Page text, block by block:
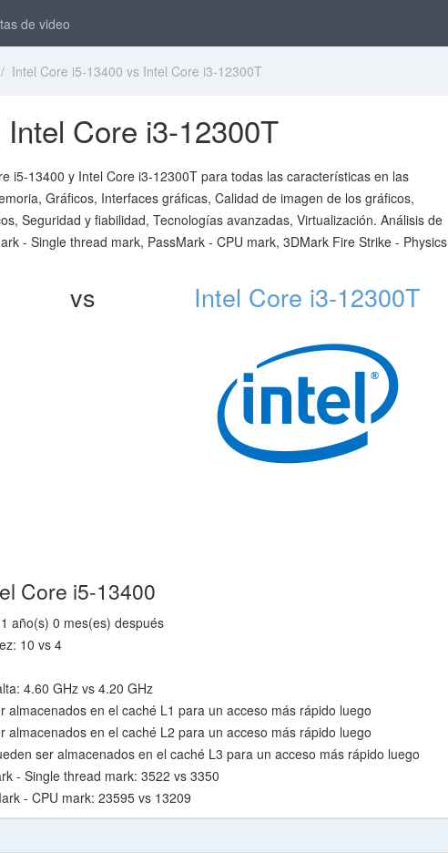
de video
/ Intel Core i5-13400 vs Intel Core i3-12300T
Core i3-12300T
i5-13400 y Intel Core i3-12300T para todas las características en las
Gráficos, Interfaces gráficas, Calidad de imagen de los gráficos,
Seguridad y fiabilidad, Tecnologías avanzadas, Virtualización. Análisis de
- Single thread mark, PassMark - CPU mark, 3DMark Fire Strike - Physics
vs Intel Core i3-12300T
Core i5-13400
año(s) 0 mes(es) después
10 vs 4
4.60 GHz vs 4.20 GHz
en el caché L1 para un acceso más rápido luego
en el caché L2 para un acceso más rápido luego
ser almacenados en el caché L3 para un acceso más rápido luego
- Single thread mark: 3522 vs 3350
- CPU mark: 23595 vs 13209